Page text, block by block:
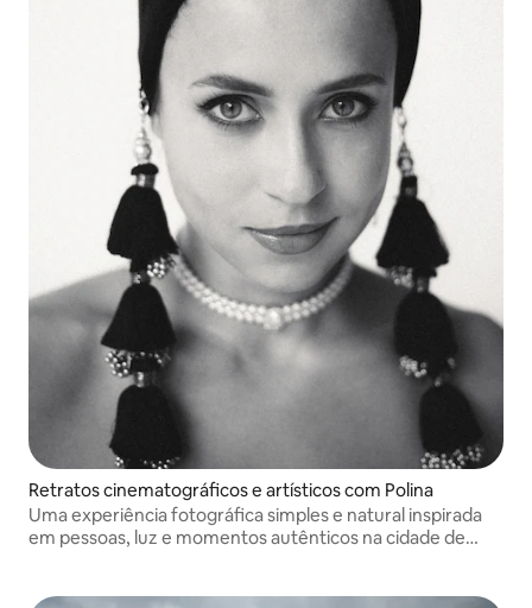
Retratos cinematográficos e artísticos com Polina
Uma experiência fotográfica simples e natural inspirada
em pessoas, luz e momentos autênticos na cidade de